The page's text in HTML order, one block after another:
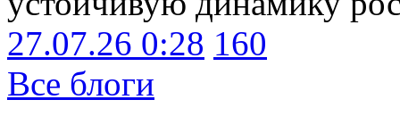
27.07.26 0:28 160
Все блоги